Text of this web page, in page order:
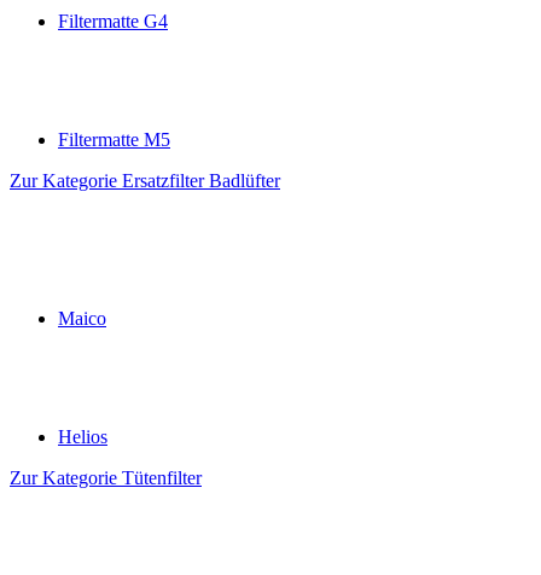
Filtermatte G4
Filtermatte M5
Zur Kategorie Ersatzfilter Badlüfter
Maico
Helios
Zur Kategorie Tütenfilter